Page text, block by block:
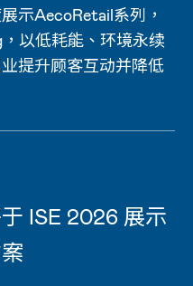
示AecoRetail系列，
以低耗能、环境永续
提升顾客互动并降低
ISE 2026 展示